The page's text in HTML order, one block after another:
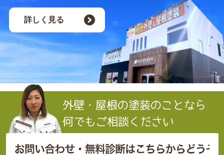
詳しく見る